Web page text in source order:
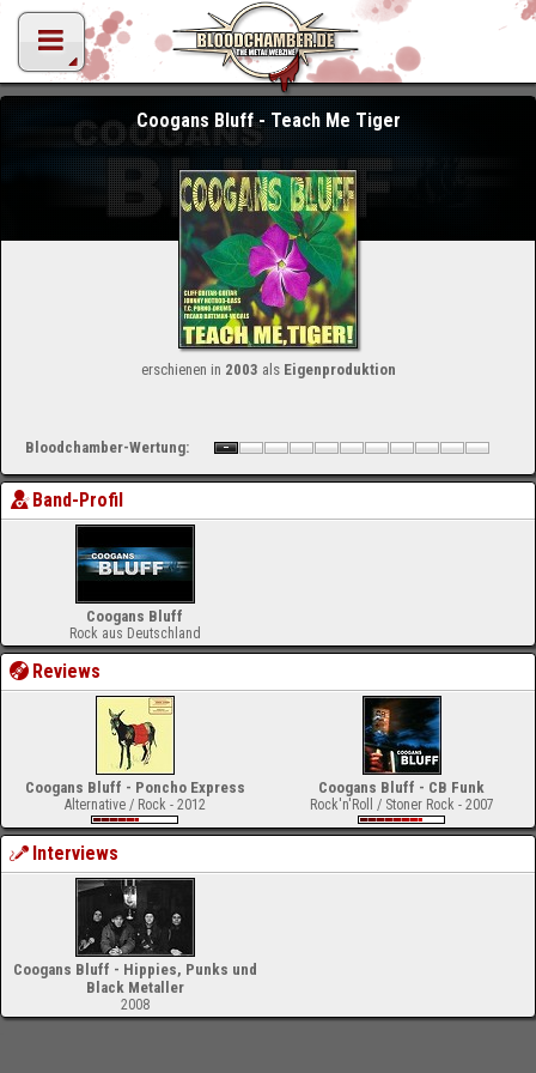
Coogans Bluff - Teach Me Tiger
erschienen in 2003 als Eigenproduktion
Bloodchamber-Wertung:
Band-Profil
Coogans Bluff
Rock aus Deutschland
Reviews
Coogans Bluff - Poncho Express
Alternative / Rock - 2012
Coogans Bluff - CB Funk
Rock'n'Roll / Stoner Rock - 2007
Interviews
Coogans Bluff - Hippies, Punks und
Black Metaller
2008